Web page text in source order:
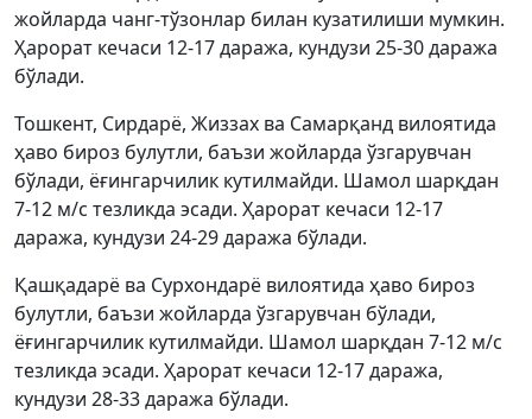
жойларда чанг-тўзонлар билан кузатилиши мумкин.
Ҳарорат кечаси 12-17 даража, кундузи 25-30 даража
бўлади.
Тошкент, Сирдарё, Жиззах ва Самарқанд вилоятида
ҳаво бироз булутли, баъзи жойларда ўзгарувчан
бўлади, ёғингарчилик кутилмайди. Шамол шарқдан
7-12 м/с тезликда эсади. Ҳарорат кечаси 12-17
даража, кундузи 24-29 даража бўлади.
Қашқадарё ва Сурхондарё вилоятида ҳаво бироз
булутли, баъзи жойларда ўзгарувчан бўлади,
ёғингарчилик кутилмайди. Шамол шарқдан 7-12 м/с
тезликда эсади. Ҳарорат кечаси 12-17 даража,
кундузи 28-33 даража бўлади.